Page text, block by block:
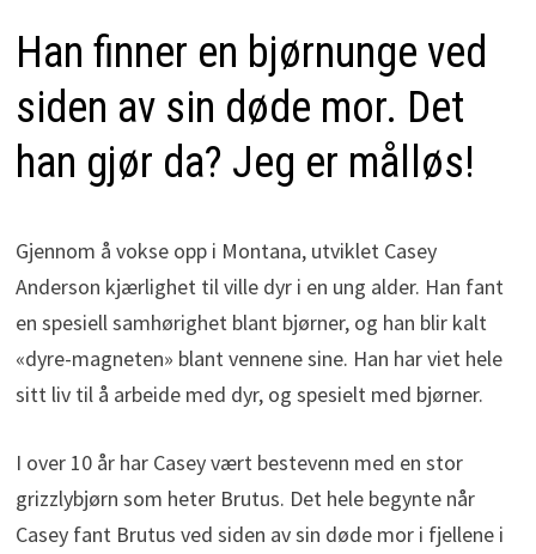
Han finner en bjørnunge ved
siden av sin døde mor. Det
han gjør da? Jeg er målløs!
Gjennom å vokse opp i Montana, utviklet Casey
Anderson kjærlighet til ville dyr i en ung alder. Han fant
en spesiell samhørighet blant bjørner, og han blir kalt
«dyre-magneten» blant vennene sine. Han har viet hele
sitt liv til å arbeide med dyr, og spesielt med bjørner.
I over 10 år har Casey vært bestevenn med en stor
grizzlybjørn som heter Brutus. Det hele begynte når
Casey fant Brutus ved siden av sin døde mor i fjellene i